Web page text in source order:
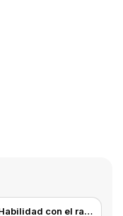
Habilidad con el ratón